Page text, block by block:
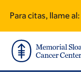
main
content
footer
Para citas, llame al: